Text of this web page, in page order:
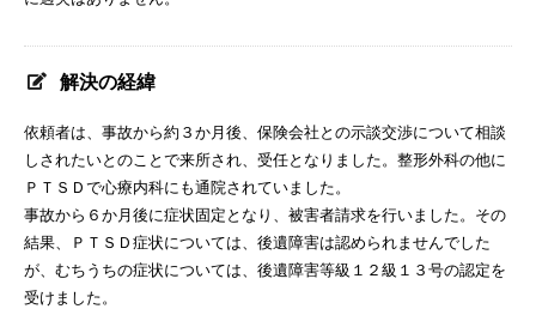
解決の経緯
依頼者は、事故から約３か月後、保険会社との示談交渉について相談
しされたいとのことで来所され、受任となりました。整形外科の他に
ＰＴＳＤで心療内科にも通院されていました。
事故から６か月後に症状固定となり、被害者請求を行いました。その
結果、ＰＴＳＤ症状については、後遺障害は認められませんでした
が、むちうちの症状については、後遺障害等級１２級１３号の認定を
受けました。